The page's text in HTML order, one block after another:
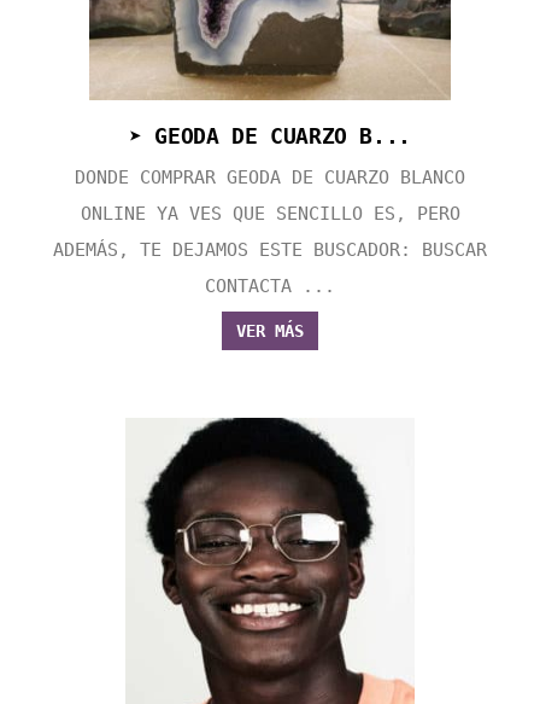
➤ GEODA DE CUARZO B...
DONDE COMPRAR GEODA DE CUARZO BLANCO
ONLINE YA VES QUE SENCILLO ES, PERO
ADEMÁS, TE DEJAMOS ESTE BUSCADOR: BUSCAR
CONTACTA ...
VER MÁS